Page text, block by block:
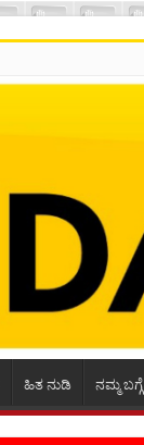
ಹಿತ ನುಡಿ ನಮ್ಮ ಬಗ್ಗೆ